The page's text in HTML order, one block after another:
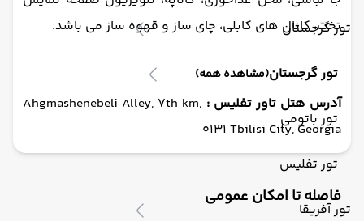
تور گرجستان
تور گرجستان(مشاهده همه)
تور باتومی
تور تفلیس
تور آفریقا
تخت، کانال های کابلی، چای ساز و قهوه ساز می باشد.
آدرس هتل تاور تفلیس : Ahgmashenebeli Alley, 7th km,
0131 Tbilisi City, Georgia
فاصله تا امکان عمومی